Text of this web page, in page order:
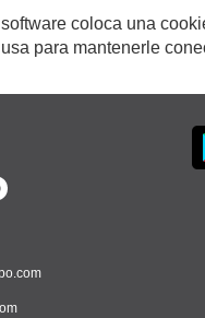
coloca una
para mantenerle